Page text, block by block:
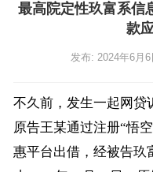
最高院定性玖富系信
款
发布: 2024年6月6
不久前，发生一起网贷
原告王某通过注册“悟
惠平台出借，经被告玖